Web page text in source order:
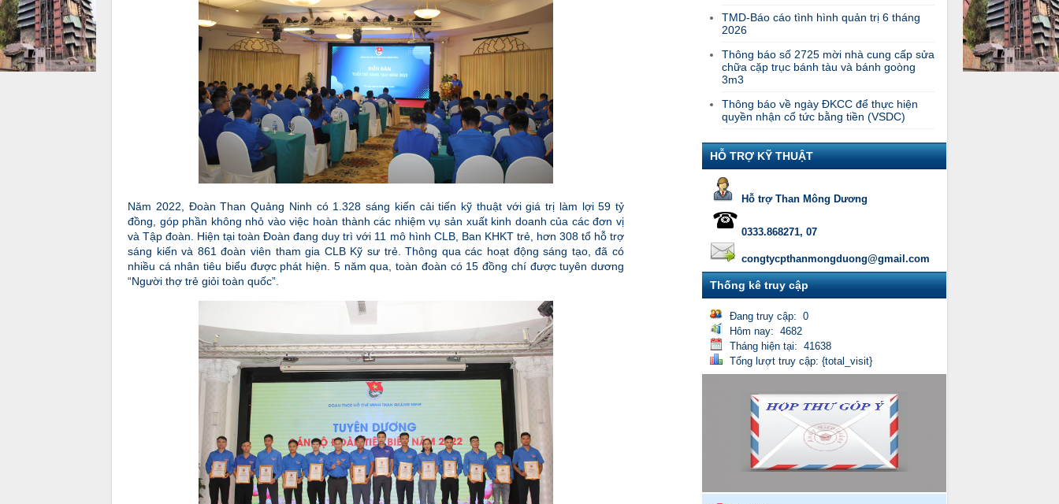
Năm 2022, Đoàn Than Quảng Ninh có 1.328 sáng kiến cải tiến kỹ thuật với giá trị làm lợi 59 tỷ
đồng, góp phần không nhỏ vào việc hoàn thành các nhiệm vụ sản xuất kinh doanh của các đơn vị
và Tập đoàn. Hiện tại toàn Đoàn đang duy trì với 11 mô hình CLB, Ban KHKT trẻ, hơn 308 tổ hỗ trợ
sáng kiến và 861 đoàn viên tham gia CLB Kỹ sư trẻ. Thông qua các hoạt động sáng tạo, đã có
nhiều cá nhân tiêu biểu được phát hiện. 5 năm qua, toàn đoàn có 15 đồng chí được tuyên dương
“Người thợ trẻ giỏi toàn quốc”.
TMD-Báo cáo tình hình quản trị 6 tháng
2026
Thông báo số 2725 mời nhà cung cấp sửa
chữa cặp trục bánh tàu và bánh goòng
3m3
Thông báo về ngày ĐKCC để thực hiện
quyền nhận cổ tức bằng tiền (VSDC)
HỖ TRỢ KỸ THUẬT
Hỗ trợ Than Mông Dương
0333.868271, 07
congtycpthanmongduong@gmail.com
Thống kê truy cập
Đang truy cập: 0
Hôm nay: 4682
Tháng hiện tại: 41638
Tổng lượt truy cập: {total_visit}